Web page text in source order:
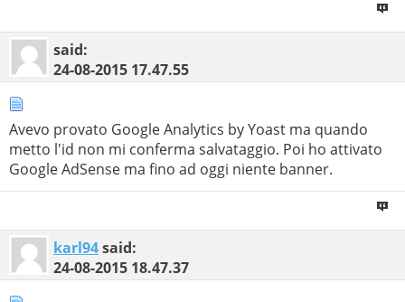
said:
24-08-2015 17.47.55
Avevo provato Google Analytics by Yoast ma quando
metto l'id non mi conferma salvataggio. Poi ho attivato
Google AdSense ma fino ad oggi niente banner.
karl94said:
24-08-2015 18.47.37